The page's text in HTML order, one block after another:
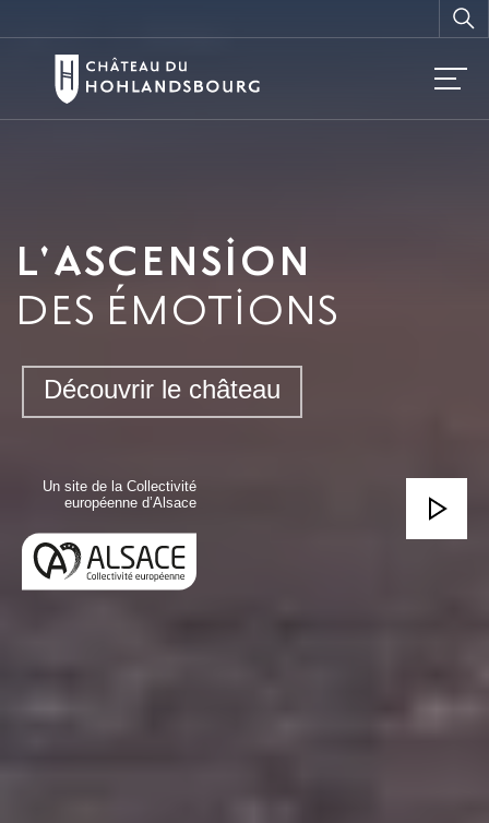
Vousrecherchez ?
L'ASCENSION
DES ÉMOTIONS
Découvrir le château
Un site de la Collectivité
européenne d’Alsace